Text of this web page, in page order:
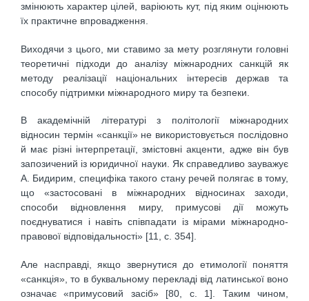
змінюють характер цілей, варіюють кут, під яким оцінюють
їх практичне впровадження.
Виходячи з цього, ми ставимо за мету розглянути головні
теоретичні підходи до аналізу міжнародних санкцій як
методу реалізації національних інтересів держав та
способу підтримки міжнародного миру та безпеки.
В академічній літературі з політології міжнародних
відносин термін «санкції» не використовується послідовно
й має різні інтерпретації, змістовні акценти, адже він був
запозичений із юридичної науки. Як справедливо зауважує
А. Бидирим, специфіка такого стану речей полягає в тому,
що «застосовані в міжнародних відносинах заходи,
способи відновлення миру, примусові дії можуть
поєднуватися і навіть співпадати із мірами міжнародно-
правової відповідальності» [11, с. 354].
Але насправді, якщо звернутися до етимології поняття
«санкція», то в буквальному перекладі від латинської воно
означає «примусовий засіб» [80, с. 1]. Таким чином,